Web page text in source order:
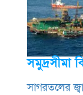
সমুদ্রসীমা
সাগরতলের